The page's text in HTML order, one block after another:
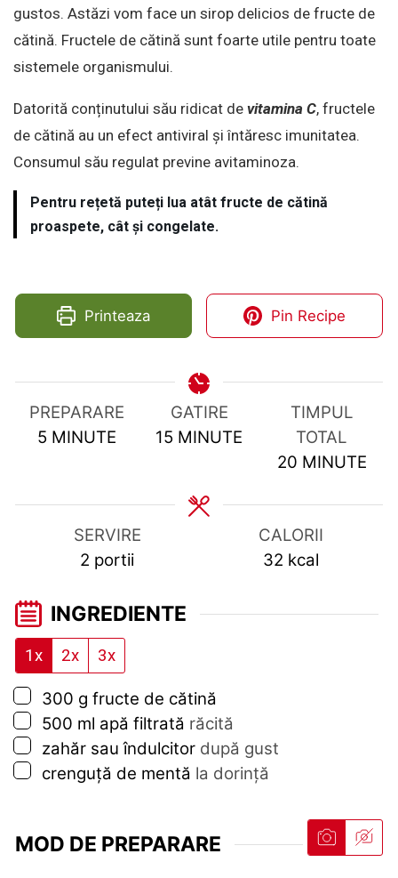
gustos. Astăzi vom face un sirop delicios de fructe de
cătină. Fructele de cătină sunt foarte utile pentru toate
sistemele organismului.
Datorită conținutului său ridicat de vitamina C, fructele
de cătină au un efect antiviral și întăresc imunitatea.
Consumul său regulat previne avitaminoza.
Pentru rețetă puteți lua atât fructe de cătină
proaspete, cât și congelate.
Printeaza Pin Recipe
PREPARARE
5MINUTES
MINUTE
GATIRE
15 MINUTES
MINUTE
TIMPUL
TOTAL
20MINUTES
MINUTE
SERVIRE
2 portii
CALORII
32 kcal
INGREDIENTE
1x 2x 3x
▢
300 g fructe de cătină
▢
500 ml apă filtrată răcită
▢
zahăr sau îndulcitor după gust
▢
crenguță de mentă la dorință
MOD DE PREPARARE